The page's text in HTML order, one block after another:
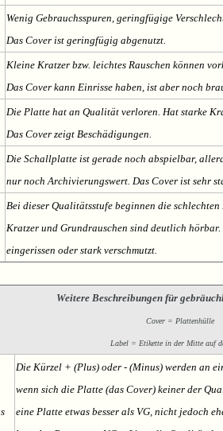
Wenig Gebrauchsspuren, geringfügige
Das Cover ist geringfügig abgenutzt.
Kleine Kratzer bzw. leichtes Rauschen können
Das Cover kann Einrisse haben, ist aber noch
Die Platte hat an Qualität verloren. Hat starke
Das Cover zeigt Beschädigungen.
Die Schallplatte ist gerade noch abspielbar,
nur noch Archivierungswert. Das Cover ist sehr
Bei dieser Qualitätsstufe beginnen die
Kratzer und Grundrauschen sind deutlich
eingerissen oder stark verschmutzt.
Weitere Beschreibungen für
Cover = Plattenhülle
Label = Etikette in der Mitte auf
Die Kürzel + (Plus) oder - (Minus) werden an
wenn sich die Platte (das Cover) keiner der
eine Platte etwas besser als VG, nicht jedoch